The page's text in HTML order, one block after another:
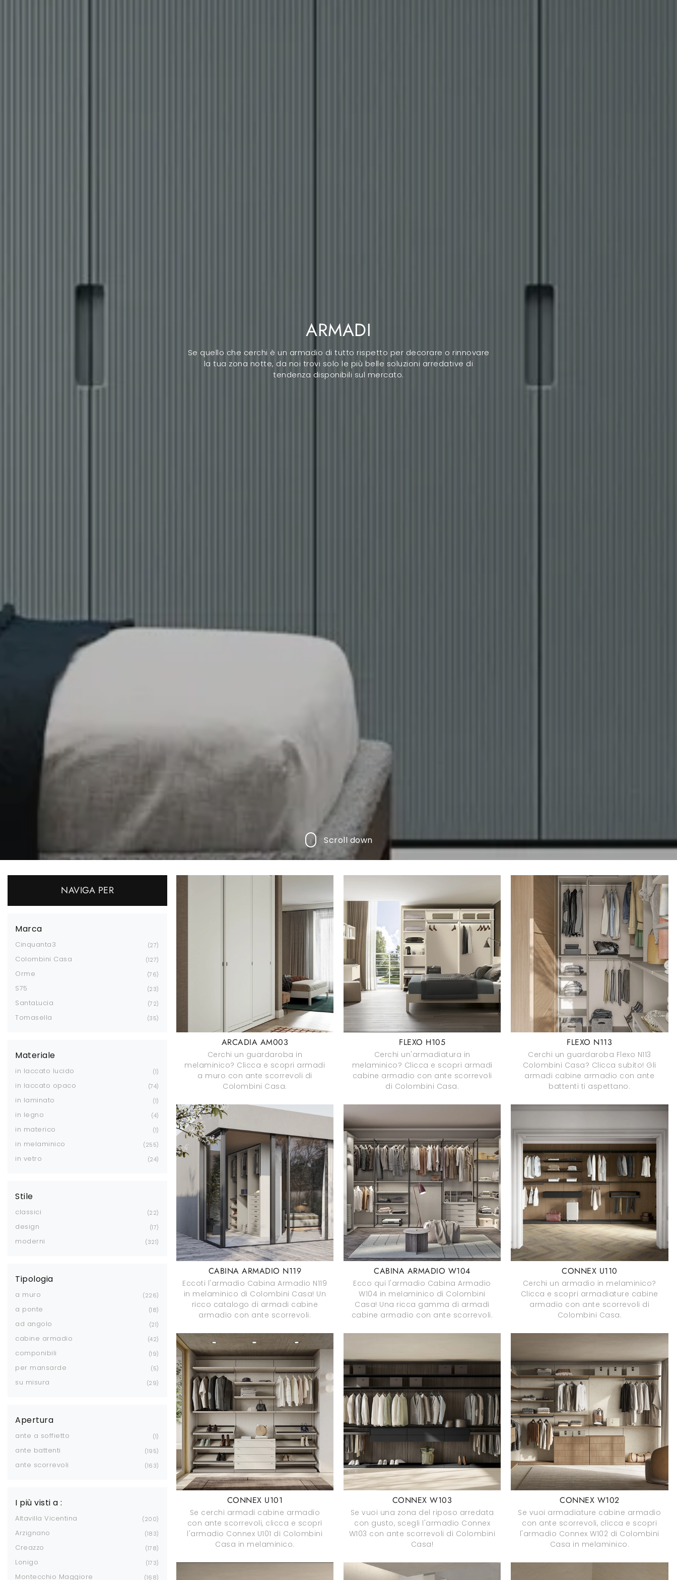
ARMADI
Se quello che cerchi è un armadio di tutto rispetto per decorare o rinnovare
la tua zona notte, da noi trovi solo le più belle soluzioni arredative di
tendenza disponibili sul mercato.
Scroll down
NAVIGA PER
Marca
Cinquanta3 27
Colombini Casa 127
Orme 76
S75 23
SantaLucia 72
Tomasella 35
Materiale
in laccato lucido 1
in laccato opaco 74
in laminato 1
in legno 4
in materico 1
in melaminico 255
in vetro 24
Stile
classici 22
design 17
moderni 321
Tipologia
a muro 226
a ponte 18
ad angolo 21
cabine armadio 42
componibili 19
per mansarde 5
su misura 29
Apertura
ante a soffietto 1
ante battenti 195
ante scorrevoli 163
I più visti a :
Altavilla Vicentina 200
Arzignano 183
Creazzo 178
Lonigo 173
Montecchio Maggiore 168
ARCADIA AM003
Cerchi un guardaroba in
melaminico? Clicca e scopri armadi
a muro con ante scorrevoli di
Colombini Casa.
FLEXO H105
Cerchi un'armadiatura in
melaminico? Clicca e scopri armadi
cabine armadio con ante scorrevoli
di Colombini Casa.
FLEXO N113
Cerchi un guardaroba Flexo N113
Colombini Casa? Clicca subito! Gli
armadi cabine armadio con ante
battenti ti aspettano.
CABINA ARMADIO N119
Eccoti l'armadio Cabina Armadio N119
in melaminico di Colombini Casa! Un
ricco catalogo di armadi cabine
armadio con ante scorrevoli.
CABINA ARMADIO W104
Ecco qui l'armadio Cabina Armadio
W104 in melaminico di Colombini
Casa! Una ricca gamma di armadi
cabine armadio con ante scorrevoli.
CONNEX U110
Cerchi un armadio in melaminico?
Clicca e scopri armadiature cabine
armadio con ante scorrevoli di
Colombini Casa.
CONNEX U101
Se cerchi armadi cabine armadio
con ante scorrevoli, clicca e scopri
l'armadio Connex U101 di Colombini
Casa in melaminico.
CONNEX W103
Se vuoi una zona del riposo arredata
con gusto, scegli l'armadio Connex
W103 con ante scorrevoli di Colombini
Casa!
CONNEX W102
Se vuoi armadiature cabine armadio
con ante scorrevoli, clicca e scopri
l'armadio Connex W102 di Colombini
Casa in melaminico.